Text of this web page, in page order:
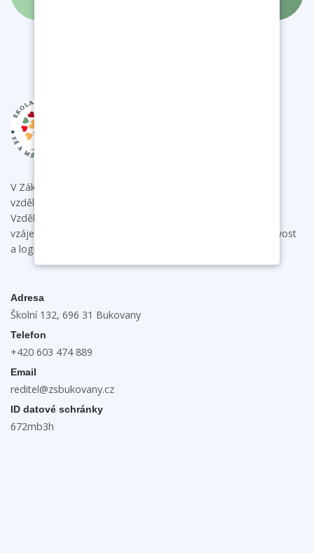
V Základní škole a mateřské škole Bukovany poskytujeme
vzdělání s individuálním přístupem ke každému dítěti.
Vzdělávacími aktivitami podporujeme u dětí samostatnost,
vzájemnou spolupráci a komunikaci a rozvíjíme jejich tvořivost
a logické myšlení.
Adresa
Školní 132, 696 31 Bukovany
Telefon
+420 603 474 889
Email
reditel@zsbukovany.cz
ID datové schránky
672mb3h